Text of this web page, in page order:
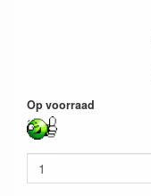
Op voorraad